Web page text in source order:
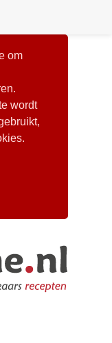
om
wordt